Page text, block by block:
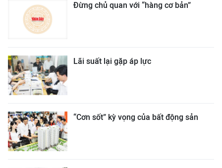
Đừng chủ quan với “hàng cơ bản”
Lãi suất lại gặp áp lực
“Cơn sốt” kỳ vọng của bất động sản